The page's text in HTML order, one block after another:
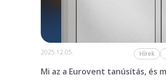
2025.12.05. Hírek
Mi az a Eurovent tanúsítás, és